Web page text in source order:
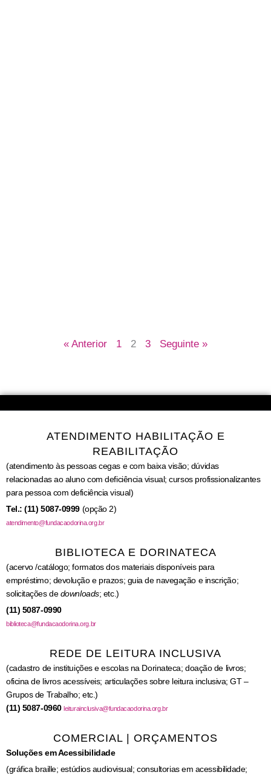
« Anterior 1 2 3 Seguinte »
ATENDIMENTO HABILITAÇÃO E
REABILITAÇÃO
(atendimento às pessoas cegas e com baixa visão; dúvidas
relacionadas ao aluno com deficiência visual; cursos profissionalizantes
para pessoa com deficiência visual)
Tel.: (11) 5087-0999 (opção 2)
atendimento@fundacaodorina.org.br
BIBLIOTECA E DORINATECA
(acervo /catálogo; formatos dos materiais disponíveis para
empréstimo; devolução e prazos; guia de navegação e inscrição;
solicitações dedownloads; etc.)
(11) 5087-0990
biblioteca@fundacaodorina.org.br
REDE DE LEITURA INCLUSIVA
(cadastro de instituições e escolas na Dorinateca; doação de livros;
oficina de livros acessíveis; articulações sobre leitura inclusiva; GT –
Grupos de Trabalho; etc.)
(11) 5087-0960 leiturainclusiva@fundacaodorina.org.br
COMERCIAL | ORÇAMENTOS
Soluções em Acessibilidade
(gráfica braille; estúdios audiovisual; consultorias em acessibilidade;